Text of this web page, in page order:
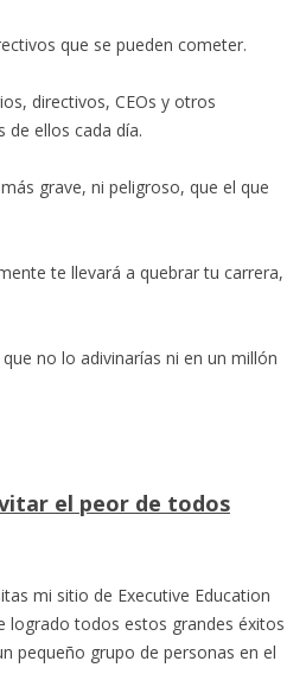
que se pueden cometer.
directivos, CEOs y otros
de ellos cada día.
grave, ni peligroso, que el que
te llevará a quebrar tu carrera,
no lo adivinarías ni en un millón
el peor de todos
mi sitio de Executive Education
logrado todos estos grandes éxitos
pequeño grupo de personas en el